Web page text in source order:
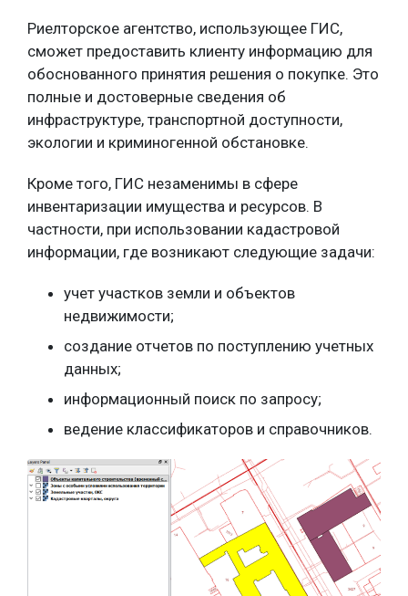
Риелторское агентство, использующее ГИС,
сможет предоставить клиенту информацию для
обоснованного принятия решения о покупке. Это
полные и достоверные сведения об
инфраструктуре, транспортной доступности,
экологии и криминогенной обстановке.
Кроме того, ГИС незаменимы в сфере
инвентаризации имущества и ресурсов. В
частности, при использовании кадастровой
информации, где возникают следующие задачи:
учет участков земли и объектов
недвижимости;
создание отчетов по поступлению учетных
данных;
информационный поиск по запросу;
ведение классификаторов и справочников.